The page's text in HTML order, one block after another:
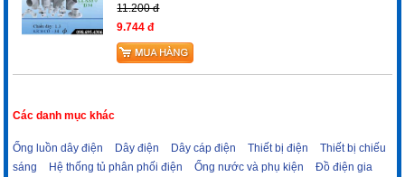
11.200 đ
9.744 đ
Các danh mục khác
Ống luồn dây điện Dây điện Dây cáp điện Thiết bị điện
Thiết bị chiếu
sáng
Hệ thống tủ phân phối điện Ống nước và phụ kiện Đồ điện gia